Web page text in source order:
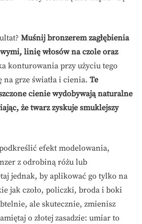
Muśnij bronzerem zagłębienia
linię włosów na czole oraz
konturowania przy użyciu tego
grze światła i cienia. Te
cienie wydobywają naturalne
że twarz zyskuje smuklejszy
efekt modelowania,
z odrobiną różu lub
jednak, by aplikować go tylko na
jak czoło, policzki, broda i boki
ale skutecznie, zmienisz
o złotej zasadzie: umiar to